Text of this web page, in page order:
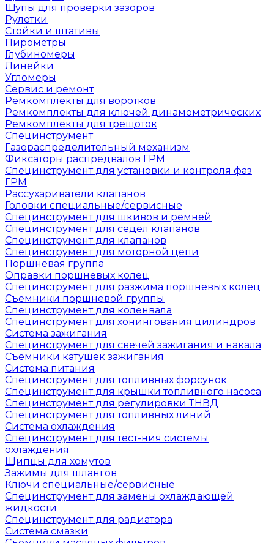
Щупы для проверки зазоров
Рулетки
Стойки и штативы
Пирометры
Глубиномеры
Линейки
Угломеры
Сервис и ремонт
Ремкомплекты для воротков
Ремкомплекты для ключей динамометрических
Ремкомплекты для трещоток
Специнструмент
Газораспределительный механизм
Фиксаторы распредвалов ГРМ
Специнструмент для установки и контроля фаз
ГРМ
Рассухариватели клапанов
Головки специальные/сервисные
Специнструмент для шкивов и ремней
Специнструмент для седел клапанов
Специнструмент для клапанов
Специнструмент для моторной цепи
Поршневая группа
Оправки поршневых колец
Специнструмент для разжима поршневых колец
Съемники поршневой группы
Специнструмент для коленвала
Специнструмент для хонингования цилиндров
Система зажигания
Специнструмент для свечей зажигания и накала
Съемники катушек зажигания
Система питания
Специнструмент для топливных форсунок
Специнструмент для крышки топливного насоса
Специнструмент для регулировки ТНВД
Специнструмент для топливных линий
Система охлаждения
Специнструмент для тест-ния системы
охлаждения
Щипцы для хомутов
Зажимы для шлангов
Ключи специальные/сервисные
Специнструмент для замены охлаждающей
жидкости
Специнструмент для радиатора
Система смазки